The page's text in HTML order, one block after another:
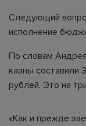
Следующий
исполнение
По словам
казны составили
рублей. Это на
«Как и прежде